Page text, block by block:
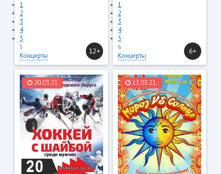
1
2
3
4
5
5
Концерты
12+
1
2
3
4
5
6
Концерты
6+
20.03.21 13.03.21.